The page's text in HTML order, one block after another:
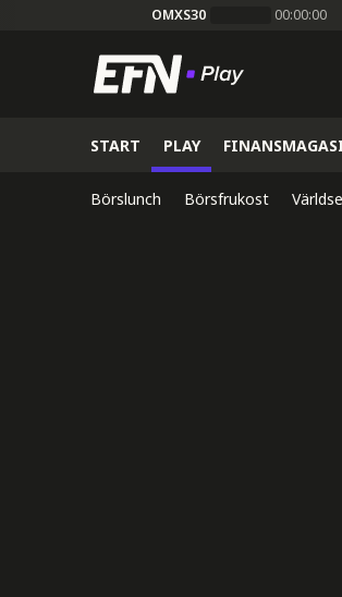
OMXS30 00:00:00
START PLAY
Börslunch Börsfrukost